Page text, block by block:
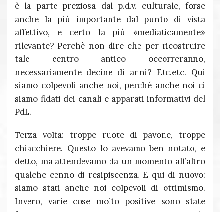
è la parte preziosa dal p.d.v. culturale, forse
anche la più importante dal punto di vista
affettivo, e certo la più «mediaticamente»
rilevante? Perchè non dire che per ricostruire
tale centro antico occorreranno,
necessariamente decine di anni? Etc.etc. Qui
siamo colpevoli anche noi, perché anche noi ci
siamo fidati dei canali e apparati informativi del
PdL.
Terza volta: troppe ruote di pavone, troppe
chiacchiere. Questo lo avevamo ben notato, e
detto, ma attendevamo da un momento all’altro
qualche cenno di resipiscenza. E qui di nuovo:
siamo stati anche noi colpevoli di ottimismo.
Invero, varie cose molto positive sono state